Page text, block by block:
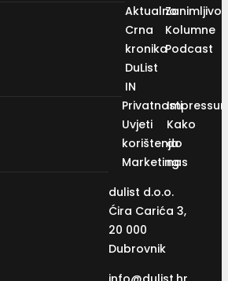
Aktualno
Crna
kronika
DuList
IN
Kolumne
Podcast
Privatnosti
Uvjeti
korištenja
Marketing
Kako
do
nas
dulist d.o.o.
Ćira Carića 3,
20 000
Dubrovnik